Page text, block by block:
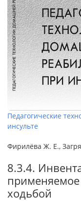
Педагогические
инсульте
Фирилёва Ж. Е.,
8.3.4.
ходьбой